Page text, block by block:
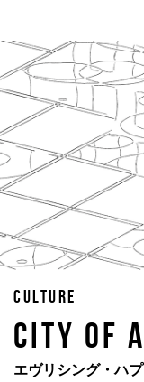
CULTURE
CITY OF
エヴリシング・ハ